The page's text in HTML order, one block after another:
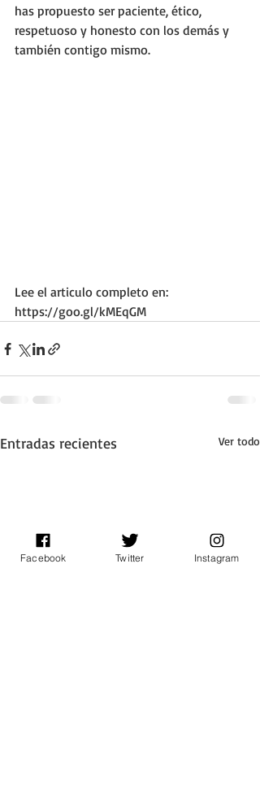
has propuesto ser paciente, ético,
respetuoso y honesto con los demás y
también contigo mismo.
Lee el articulo completo en:
https://goo.gl/kMEqGM
Entradas recientes Ver todo
Facebook Twitter Instagram